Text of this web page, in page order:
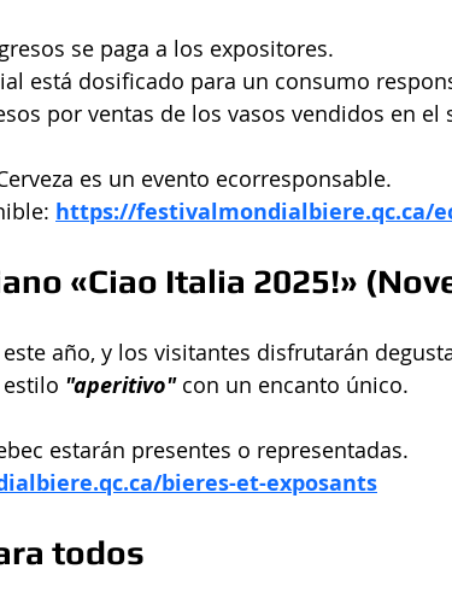
se paga a los expositores.
está dosificado para un consumo
por ventas de los vasos vendidos en el
es un evento ecorresponsable.
https://festivalmondialbiere.qc.ca/
«Ciao Italia 2025!»
año, y los visitantes disfrutarán
"aperitivo" con un encanto único.
estarán presentes o representadas.
bieres-et-exposants
todos